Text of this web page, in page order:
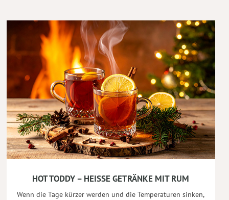
HOT TODDY – HEISSE GETRÄNKE MIT RUM
Wenn die Tage kürzer werden und die Temperaturen sinken,